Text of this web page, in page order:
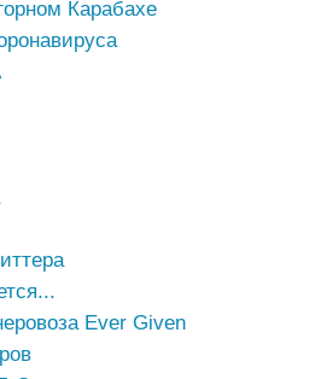
Карабахе
Ever Given